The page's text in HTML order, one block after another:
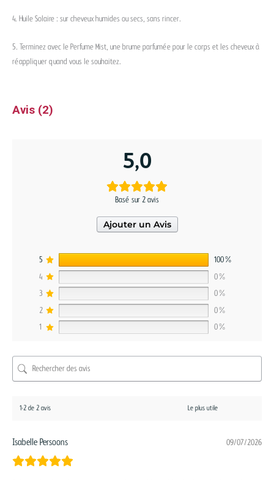
4. Huile Solaire : sur cheveux humides ou secs, sans rincer.
5. Terminez avec le Perfume Mist, une brume parfumée pour le corps et les cheveux à
réappliquer quand vous le souhaitez.
Avis (2)
5,0
Basé sur 2 avis
Ajouter un Avis
5
100%
4
0%
3
0%
2
0%
1
0%
1-2 de 2 avis
Isabelle Persoons 09/07/2026